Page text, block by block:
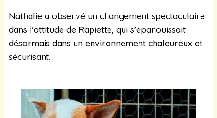
Nathalie a observé un changement spectaculaire
dans l’attitude de Rapiette, qui s’épanouissait
désormais dans un environnement chaleureux et
sécurisant.